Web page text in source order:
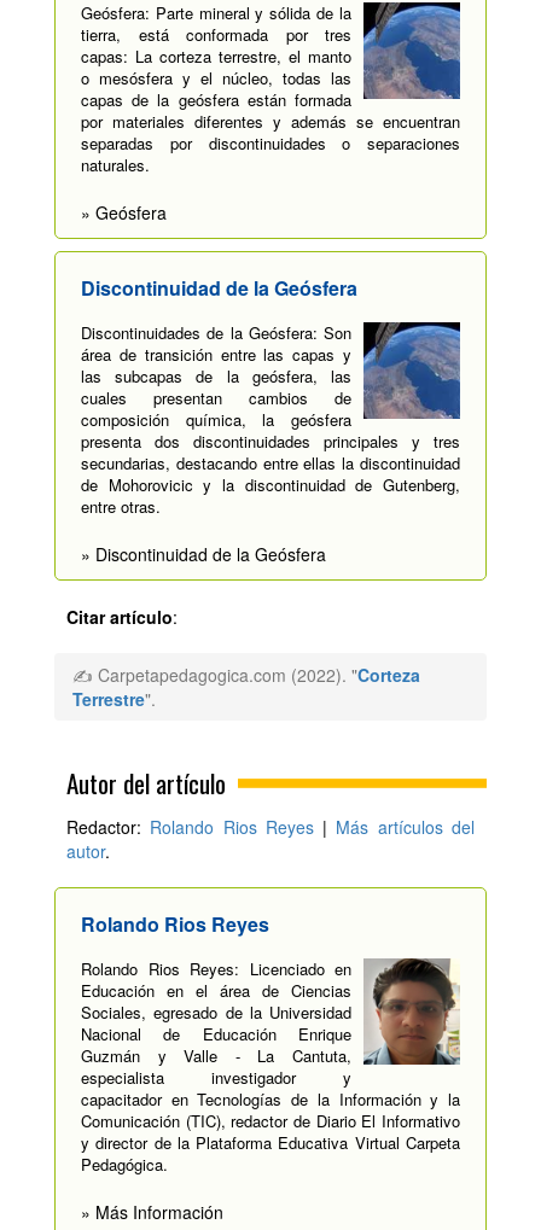
Geósfera: Parte mineral y sólida de la
tierra, está conformada por tres
capas: La corteza terrestre, el manto
o mesósfera y el núcleo, todas las
capas de la geósfera están formada
por materiales diferentes y además se encuentran
separadas por discontinuidades o separaciones
naturales.
» Geósfera
Discontinuidad de la Geósfera
Discontinuidades de la Geósfera: Son
área de transición entre las capas y
las subcapas de la geósfera, las
cuales presentan cambios de
composición química, la geósfera
presenta dos discontinuidades principales y tres
secundarias, destacando entre ellas la discontinuidad
de Mohorovicic y la discontinuidad de Gutenberg,
entre otras.
» Discontinuidad de la Geósfera
Citar artículo:
✍ Carpetapedagogica.com (2022). "Corteza
Terrestre".
Autor del artículo
Redactor: Rolando Rios Reyes| Más artículos del
autor.
Rolando Rios Reyes
Rolando Rios Reyes: Licenciado en
Educación en el área de Ciencias
Sociales, egresado de la Universidad
Nacional de Educación Enrique
Guzmán y Valle - La Cantuta,
especialista investigador y
capacitador en Tecnologías de la Información y la
Comunicación (TIC), redactor de Diario El Informativo
y director de la Plataforma Educativa Virtual Carpeta
Pedagógica.
» Más Información